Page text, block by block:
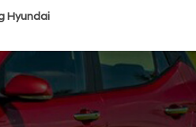
Hyundai